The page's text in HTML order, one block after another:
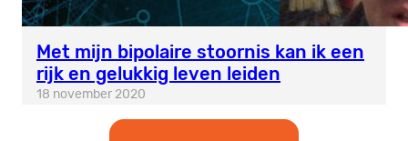
Met mijn bipolaire stoornis kan ik een
rijk en gelukkig leven leiden
18 november 2020